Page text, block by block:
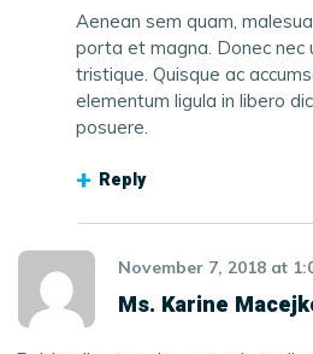
Aenean sem quam,
porta et magna. Donec nec
tristique. Quisque ac
elementum ligula in libero
posuere.
Reply
November 7, 2018 at
Ms. Karine